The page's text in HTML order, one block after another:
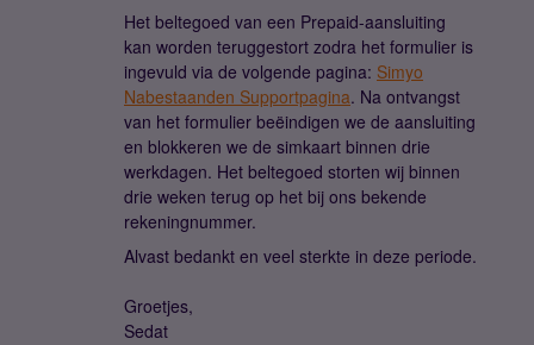
Het beltegoed van een Prepaid-aansluiting
kan worden teruggestort zodra het formulier is
ingevuld via de volgende pagina: Simyo
Nabestaanden Supportpagina. Na ontvangst
van het formulier beëindigen we de aansluiting
en blokkeren we de simkaart binnen drie
werkdagen. Het beltegoed storten wij binnen
drie weken terug op het bij ons bekende
rekeningnummer.
Alvast bedankt en veel sterkte in deze periode.
Groetjes,
Sedat